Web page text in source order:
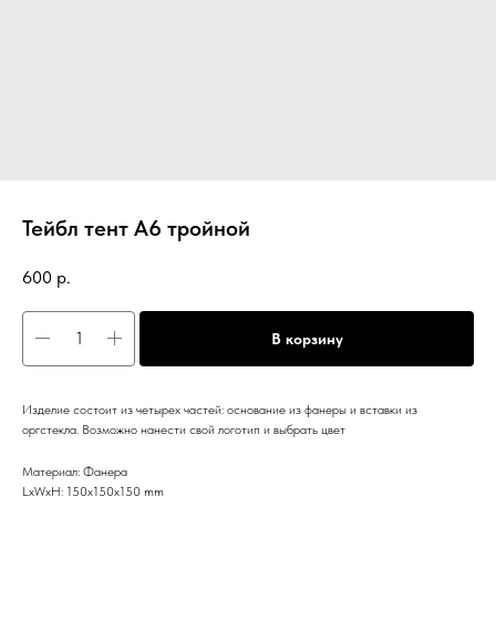
Тейбл тент А6 тройной
600 р.
В корзину
Изделие состоит из четырех частей: основание из фанеры и вставки из
оргстекла. Возможно нанести свой логотип и выбрать цвет
Материал: Фанера
LxWxH: 150x150x150 mm